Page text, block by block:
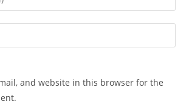
and website in this browser for the